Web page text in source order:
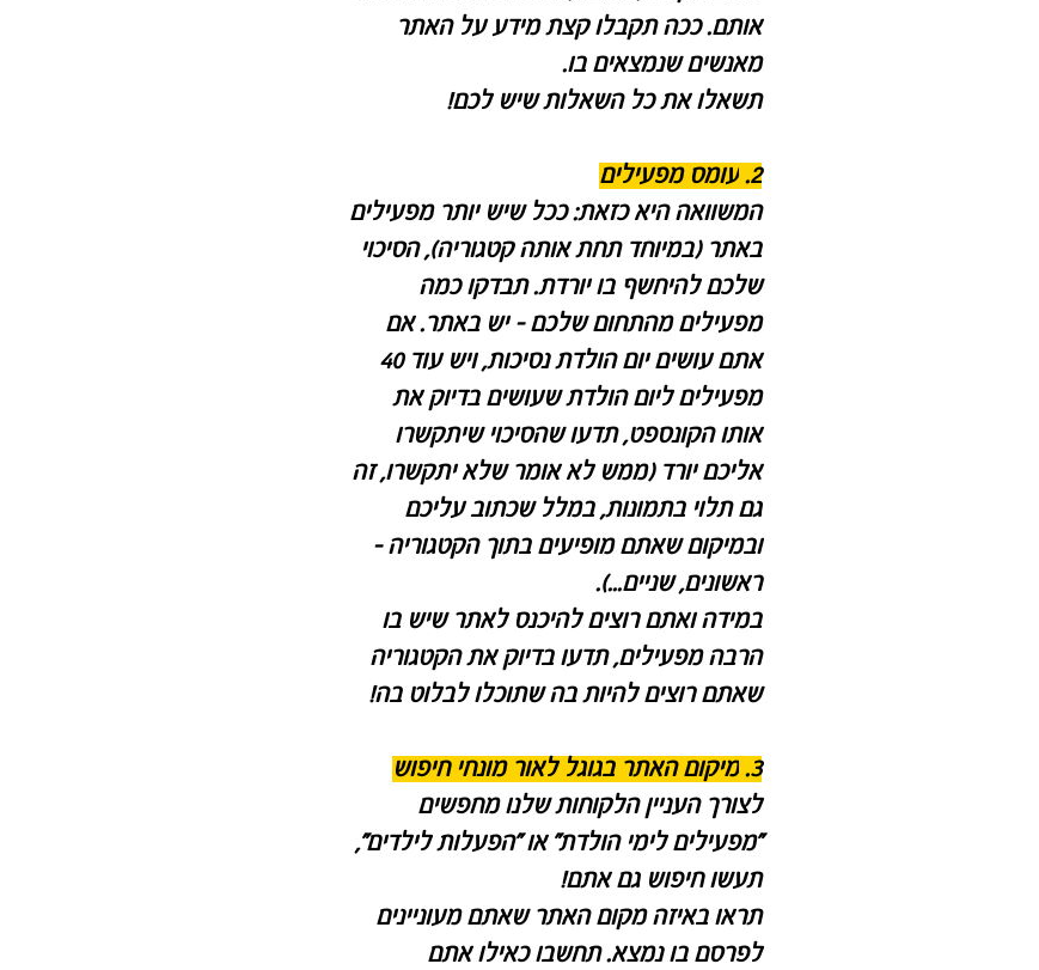
אותם. ככה תקבלו קצת מידע על האתר
מאנשים שנמצאים בו.
תשאלו את כל השאלות שיש לכם!
2. עומס מפעילים
המשוואה היא כזאת: ככל שיש יותר מפעילים
באתר (במיוחד תחת אותה קטגוריה), הסיכוי
שלכם להיחשף בו יורדת. תבדקו כמה
מפעילים מהתחום שלכם - יש באתר. אם
אתם עושים יום הולדת נסיכות, ויש עוד 40
מפעילים ליום הולדת שעושים בדיוק את
אותו הקונספט, תדעו שהסיכוי שיתקשרו
אליכם יורד (ממש לא אומר שלא יתקשרו, זה
גם תלוי בתמונות, במלל שכתוב עליכם
ובמיקום שאתם מופיעים בתוך הקטגוריה -
ראשונים, שניים...).
במידה ואתם רוצים להיכנס לאתר שיש בו
הרבה מפעילים, תדעו בדיוק את הקטגוריה
שאתם רוצים להיות בה שתוכלו לבלוט בה!
3. מיקום האתר בגוגל לאור מונחי חיפוש
לצורך העניין הלקוחות שלנו מחפשים
"מפעילים לימי הולדת" או "הפעלות לילדים",
תעשו חיפוש גם אתם!
תראו באיזה מקום האתר שאתם מעוניינים
לפרסם בו נמצא. תחשבו כאילו אתם